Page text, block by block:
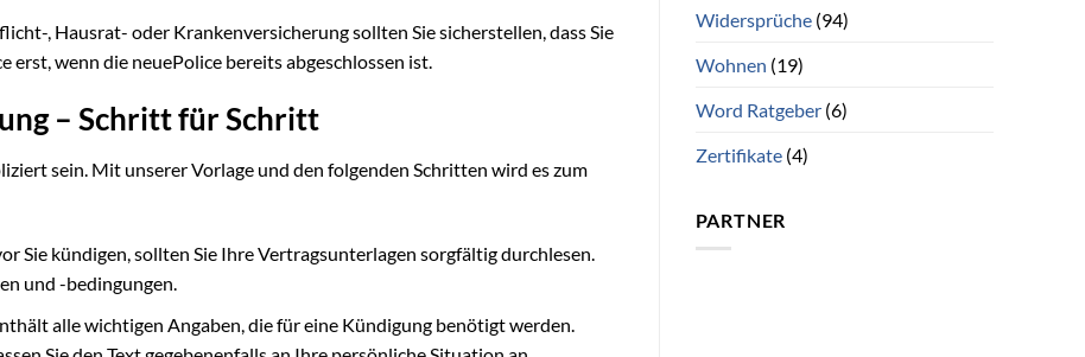
, Hausrat- oder Krankenversicherung sollten Sie sicherstellen, dass Sie
erst, wenn die neuePolice bereits abgeschlossen ist.
– Schritt für Schritt
sein. Mit unserer Vorlage und den folgenden Schritten wird es zum
Sie kündigen, sollten Sie Ihre Vertragsunterlagen sorgfältig durchlesen.
und -bedingungen.
alle wichtigen Angaben, die für eine Kündigung benötigt werden.
Widersprüche(94)
Wohnen (19)
Word Ratgeber(6)
Zertifikate(4)
PARTNER